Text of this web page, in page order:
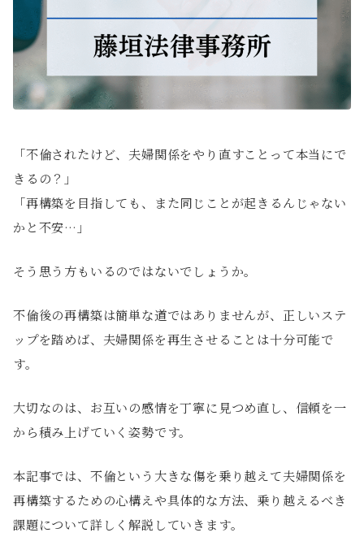
「不倫されたけど、夫婦関係をやり直すことって本当にで
きるの？」
「再構築を目指しても、また同じことが起きるんじゃない
かと不安…」
そう思う方もいるのではないでしょうか。
不倫後の再構築は簡単な道ではありませんが、正しいステ
ップを踏めば、夫婦関係を再生させることは十分可能で
す。
大切なのは、お互いの感情を丁寧に見つめ直し、信頼を一
から積み上げていく姿勢です。
本記事では、不倫という大きな傷を乗り越えて夫婦関係を
再構築するための心構えや具体的な方法、乗り越えるべき
課題について詳しく解説していきます。